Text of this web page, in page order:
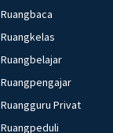
Ruangbaca
Ruangkelas
Ruangbelajar
Ruangpengajar
Ruangguru Privat
Ruangpeduli